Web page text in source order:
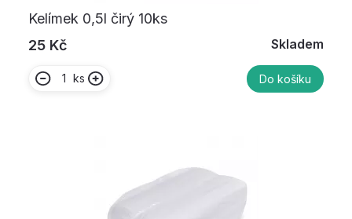
Kelímek 0,5l čirý 10ks
25 Kč
Skladem
ks Do košíku